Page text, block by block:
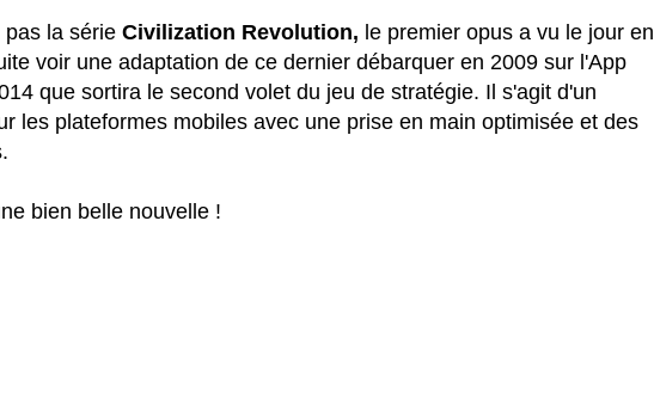
pas la sérieCivilization Revolution, le premier opus a vu le jour en
voir une adaptation de ce dernier débarquer en 2009 sur l'App
que sortira le second volet du jeu de stratégie. Il s'agit d'un
les plateformes mobiles avec une prise en main optimisée et des
bien belle nouvelle !